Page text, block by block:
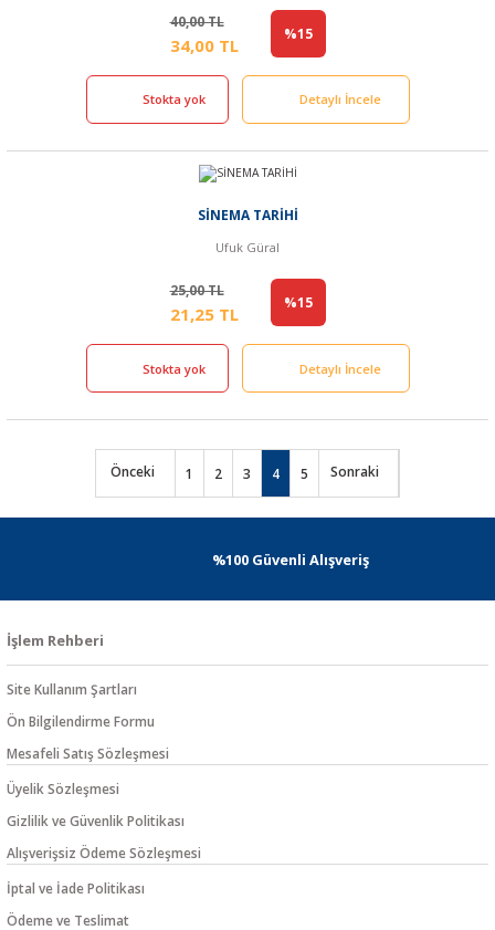
40,00 TL
34,00 TL
%15
Stokta yok Detaylı İncele
SİNEMA TARİHİ
Ufuk Güral
25,00 TL
21,25 TL
%15
Stokta yok Detaylı İncele
1 2 3 4 5
%100 Güvenli Alışveriş
İşlem Rehberi
Site Kullanım Şartları
Ön Bilgilendirme Formu
Mesafeli Satış Sözleşmesi
Üyelik Sözleşmesi
Gizlilik ve Güvenlik Politikası
Alışverişsiz Ödeme Sözleşmesi
İptal ve İade Politikası
Ödeme ve Teslimat